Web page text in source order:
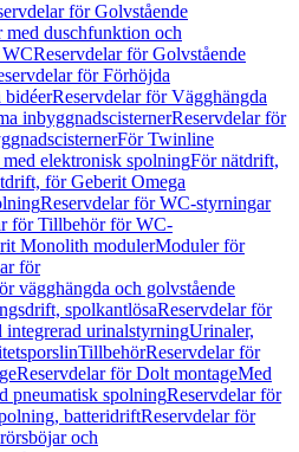
för Golvstående
med duschfunktion och
WCReservdelar för Golvstående
för Förhöjda
bidéerReservdelar för Vägghängda
inbyggnadscisternerReservdelar för
För Twinline
elektronisk spolningFör nätdrift,
för Geberit Omega
Reservdelar för WC-styrningar
för Tillbehör för WC-
Monolith modulerModuler för
för
vägghängda och golvstående
spolkantlösaReservdelar för
integrerad urinalstyrningUrinaler,
TillbehörReservdelar för
Reservdelar för Dolt montageMed
pneumatisk spolningReservdelar för
batteridriftReservdelar för
och